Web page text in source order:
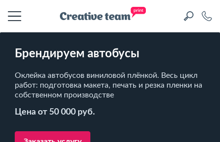
Брендируем автобусы
Оклейка автобусов виниловой плёнкой. Весь цикл
работ: подготовка макета, печать и резка пленки на
собственном производстве
Цена от 50 000 руб.